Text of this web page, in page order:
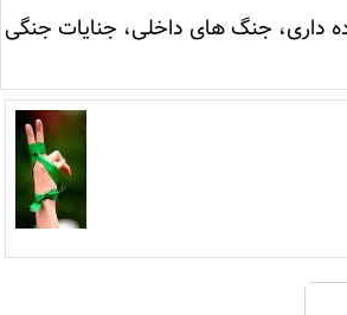
داری، جنگ های داخلی، جنایات جنگی